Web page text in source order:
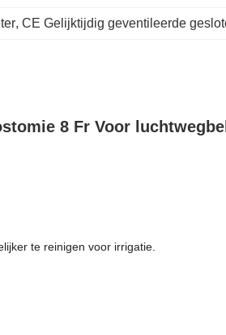
, CE Gelijktijdig geventileerde
8 Fr Voor
te reinigen voor irrigatie.